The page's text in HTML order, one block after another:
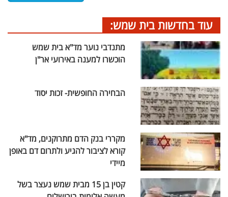
עוד בחדשות בית שמש:
מתנדבי נוער מד"א בית שמש
הוכשרו למענה באירועי אר"ן
הבחירה החופשית- זכות יסוד
מקררי בנק הדם מתרוקנים, מד"א
קורא לציבור להגיע ולתרום דם באופן
מיידי
קטין בן 15 מבית שמש נעצר בשל